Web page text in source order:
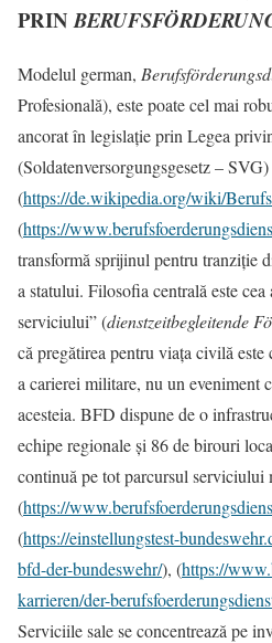
PRIN
Modelul german,
Profesională), este poate cel mai
ancorat în legislație prin Legea
(Soldatenversorgungsgesetz – SVG)
(https://de.wikipedia.org/wiki/
(https://
transformă sprijinul pentru tranziție
a statului. Filosofia centrală este
serviciului” (dienstzeitbegleitende
că pregătirea pentru viața civilă este
a carierei militare, nu un eveniment
acesteia. BFD dispune de o
echipe regionale și 86 de birouri
continuă pe tot parcursul serviciului
(https://
(https://einstellungstest-
bfd-der-bundeswehr/), (https://
karrieren/der-
Serviciile sale se concentrează pe